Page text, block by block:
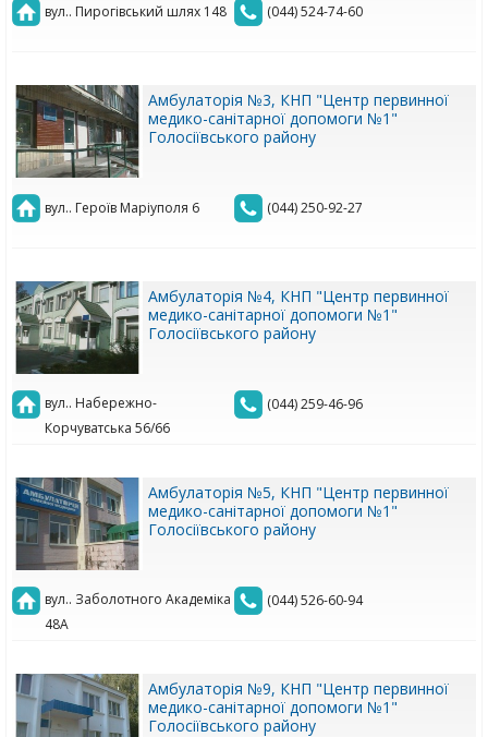
вул.. Пирогівський шлях 148 (044) 524-74-60
Амбулаторія №3, КНП "Центр первинної
медико-санітарної допомоги №1"
Голосіївського району
вул.. Героїв Маріуполя 6 (044) 250-92-27
Амбулаторія №4, КНП "Центр первинної
медико-санітарної допомоги №1"
Голосіївського району
вул.. Набережно-
Корчуватська 56/66
(044) 259-46-96
Амбулаторія №5, КНП "Центр первинної
медико-санітарної допомоги №1"
Голосіївського району
вул.. Заболотного Академіка
48А
(044) 526-60-94
Амбулаторія №9, КНП "Центр первинної
медико-санітарної допомоги №1"
Голосіївського району